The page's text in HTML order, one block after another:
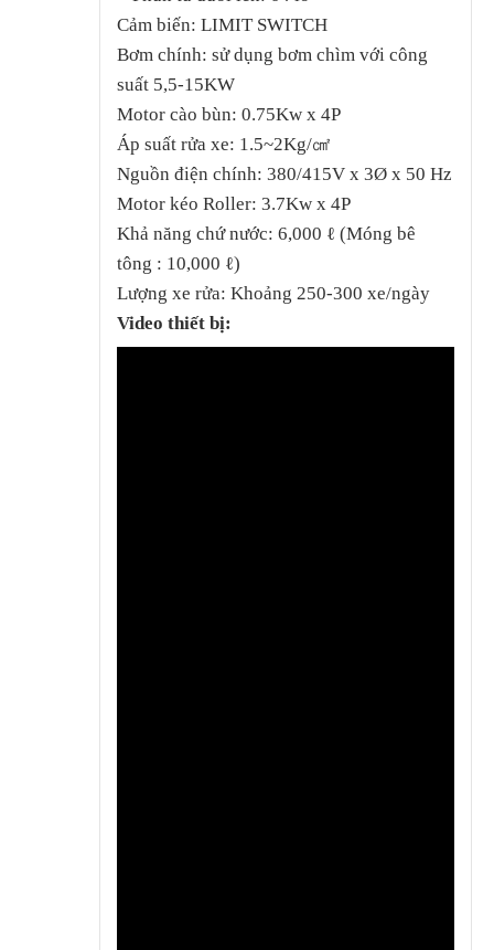
Cảm biến: LIMIT SWITCH
Bơm chính: sử dụng bơm chìm với công
suất 5,5-15KW
Motor cào bùn: 0.75Kw x 4P
Áp suất rửa xe: 1.5~2Kg/㎠
Nguồn điện chính: 380/415V x 3Ø x 50 Hz
Motor kéo Roller: 3.7Kw x 4P
Khả năng chứ nước: 6,000 ℓ (Móng bê
tông : 10,000 ℓ)
Lượng xe rửa: Khoảng 250-300 xe/ngày
Video thiết bị: